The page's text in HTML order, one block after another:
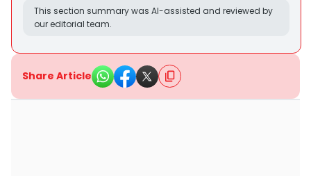
This section summary was AI-assisted and reviewed by
our editorial team.
Share Article